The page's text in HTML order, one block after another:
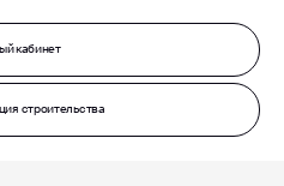
кабинет
строительства